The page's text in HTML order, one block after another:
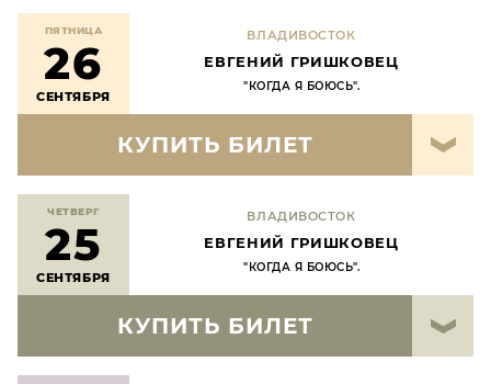
ПЯТНИЦА
26
СЕНТЯБРЯ
ВЛАДИВОСТОК
ЕВГЕНИЙ ГРИШКОВЕЦ
"КОГДА Я БОЮСЬ".
КУПИТЬ БИЛЕТ
ЧЕТВЕРГ
25
СЕНТЯБРЯ
ВЛАДИВОСТОК
ЕВГЕНИЙ ГРИШКОВЕЦ
"КОГДА Я БОЮСЬ".
КУПИТЬ БИЛЕТ